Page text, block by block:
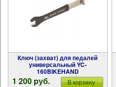
Ключ (захват) для педалей
универсальный YC-
160BIKEHAND
1 200 pуб. В корзину